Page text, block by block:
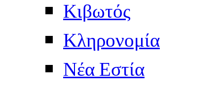
Κιβωτός
Κληρονομία
Νέα Εστία